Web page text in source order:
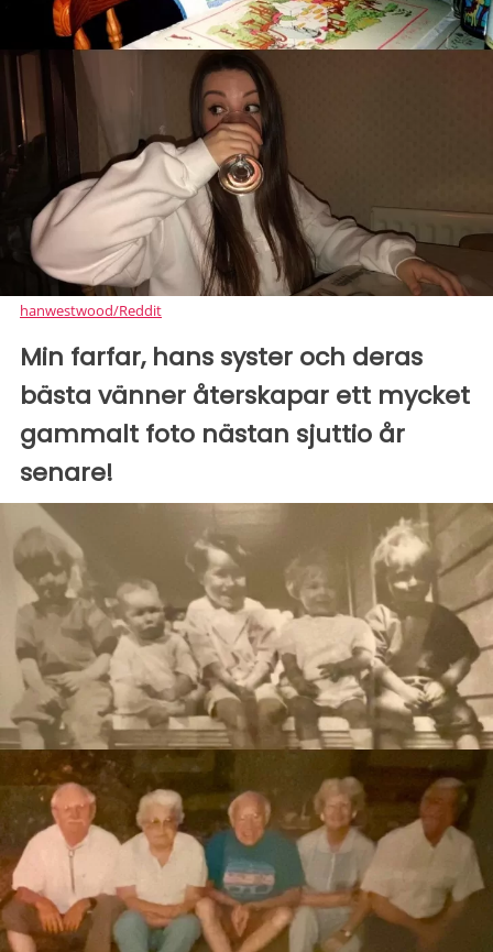
hanwestwood/Reddit
Min farfar, hans syster och deras
bästa vänner återskapar ett mycket
gammalt foto nästan sjuttio år
senare!